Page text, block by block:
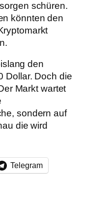
schüren.
könnten den
den
Dollar. Doch die
Markt wartet
sondern auf
die wird
Telegram